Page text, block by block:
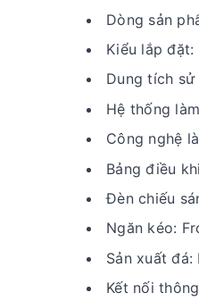
Dòng sản
Kiểu lắp
Dung tích
Hệ thống
Công nghệ
Bảng điều
Đèn chiếu
Ngăn kéo:
Sản xuất
Kết nối